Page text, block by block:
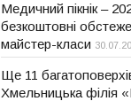
Медичний пікнік –
безкоштовні
майстер-класи
Ще 11
Хмельницька філія